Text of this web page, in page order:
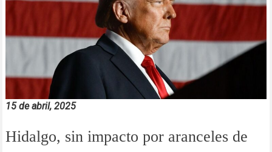
15 de abril, 2025
Hidalgo, sin impacto por aranceles de